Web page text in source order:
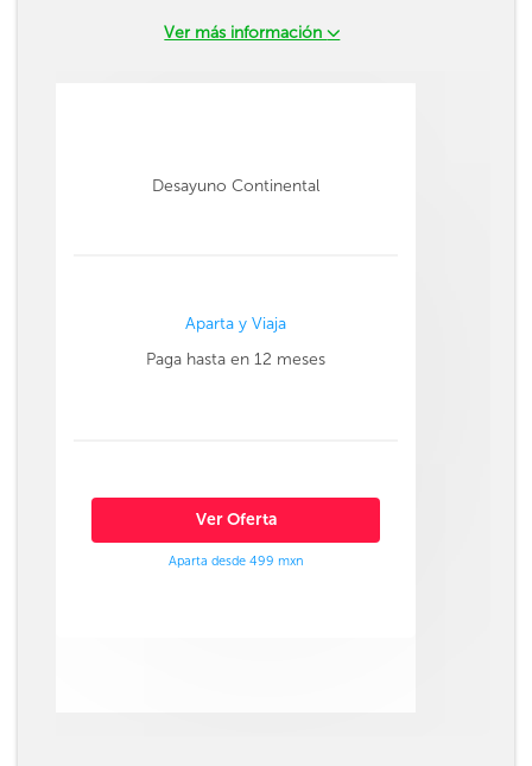
Ver más información
Desayuno Continental
Aparta y Viaja
Paga hasta en 12 meses
Ver Oferta
Aparta desde 499 mxn